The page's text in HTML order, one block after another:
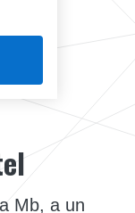
Mb, a un